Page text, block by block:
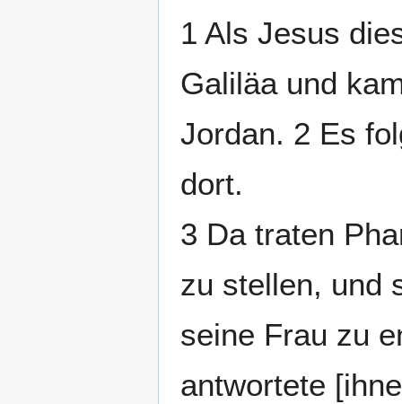
1 Als Jesus
Galiläa und
Jordan. 2 Es
dort.
3 Da traten
zu stellen, und
seine Frau zu
antwortete